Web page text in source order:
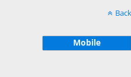
Mobile